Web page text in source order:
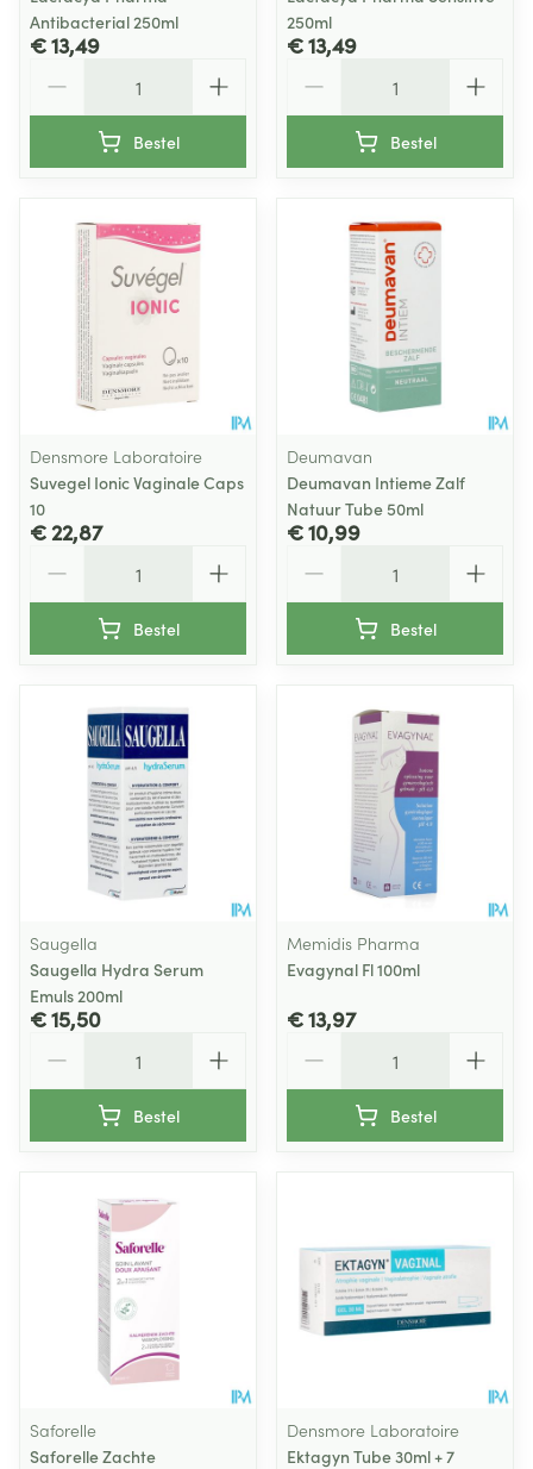
Antibacterial 250ml
€ 13,49
Bestel
250ml
€ 13,49
Bestel
Densmore Laboratoire
Suvegel Ionic Vaginale Caps
10
€ 22,87
Bestel
Deumavan
Deumavan Intieme Zalf
Natuur Tube 50ml
€ 10,99
Bestel
Saugella
Saugella Hydra Serum
Emuls 200ml
€ 15,50
Bestel
Memidis Pharma
Evagynal Fl 100ml
€ 13,97
Bestel
Saforelle
Saforelle Zachte
Densmore Laboratoire
Ektagyn Tube 30ml + 7